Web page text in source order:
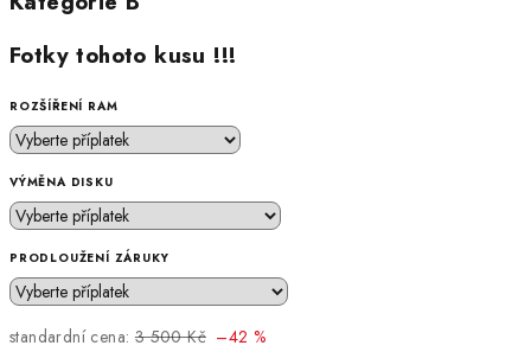
Fotky tohoto kusu !!!
ROZŠÍŘENÍ RAM
VÝMĚNA DISKU
PRODLOUŽENÍ ZÁRUKY
standardní cena: 3 500 Kč –42 %